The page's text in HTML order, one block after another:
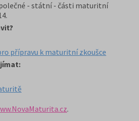
- státní - části maturitní
přípravu k maturitní zkoušce
.